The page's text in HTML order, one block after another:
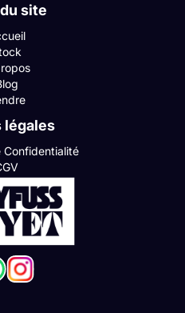
site
légales
Confidentialité